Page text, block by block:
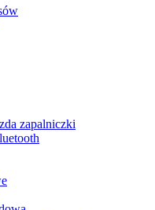
zapalniczki